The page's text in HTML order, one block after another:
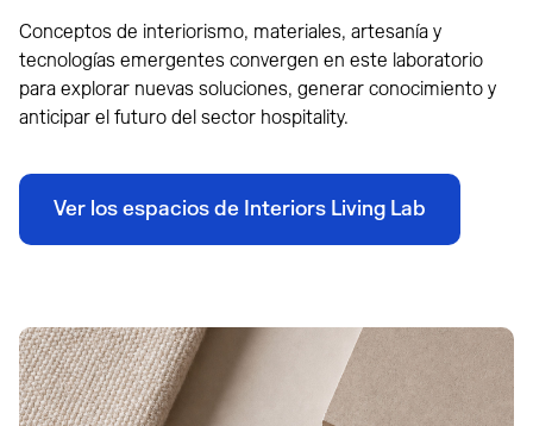
Conceptos de interiorismo, materiales, artesanía y
tecnologías emergentes convergen en este laboratorio
para explorar nuevas soluciones, generar conocimiento y
anticipar el futuro del sector hospitality.
Ver los espacios de Interiors Living Lab